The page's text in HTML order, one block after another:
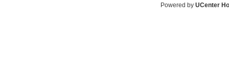
Powered by UCenter